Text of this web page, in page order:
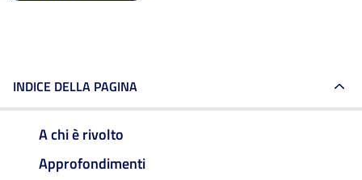
INDICE DELLA PAGINA
A chi è rivolto
Approfondimenti